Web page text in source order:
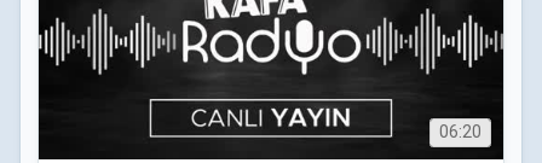
06:20